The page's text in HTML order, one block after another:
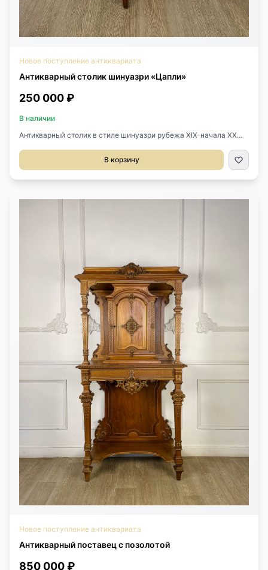
Новое поступление антиквариата
Антикварный столик шинуазри «Цапли»
250 000 ₽
В наличии
Антикварный столик в стиле шинуазри рубежа XIX-начала XX
56х36х76h см.
В корзину
Новое поступление антиквариата
Антикварный поставец с позолотой
850 000 ₽